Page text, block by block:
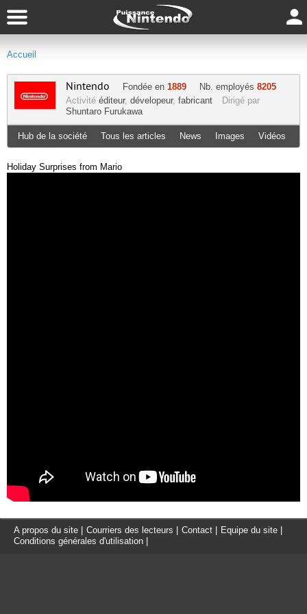
Accueil
Nintendo Fondée en 1889 Nb. employés 8205
Activité éditeur, dévelopeur, fabricant
Dirigé par
Shuntaro Furukawa
Hub de la société Tous les articles News Images Vidéos
Holiday Surprises from Mario
A propos du site Courriers des lecteurs Contact Equipe du site
Conditions générales d'utilisation